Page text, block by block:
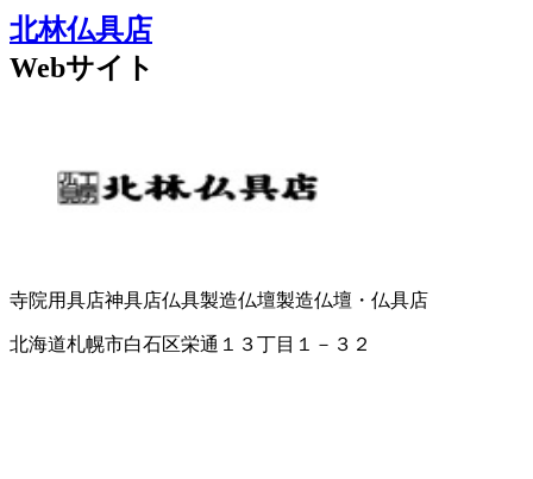
北林仏具店
Webサイト
寺院用具店神具店仏具製造仏壇製造仏壇・仏具店
北海道札幌市白石区栄通１３丁目１－３２